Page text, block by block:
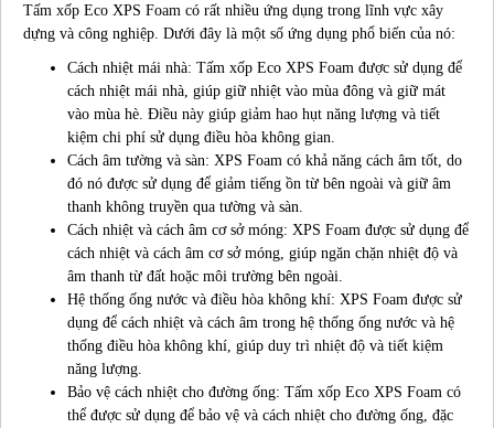
Tấm xốp Eco XPS Foam có rất nhiều ứng dụng trong lĩnh vực xây
dựng và công nghiệp. Dưới đây là một số ứng dụng phổ biến của nó:
Cách nhiệt mái nhà: Tấm xốp Eco XPS Foam được sử dụng để
cách nhiệt mái nhà, giúp giữ nhiệt vào mùa đông và giữ mát
vào mùa hè. Điều này giúp giảm hao hụt năng lượng và tiết
kiệm chi phí sử dụng điều hòa không gian.
Cách âm tường và sàn: XPS Foam có khả năng cách âm tốt, do
đó nó được sử dụng để giảm tiếng ồn từ bên ngoài và giữ âm
thanh không truyền qua tường và sàn.
Cách nhiệt và cách âm cơ sở móng: XPS Foam được sử dụng để
cách nhiệt và cách âm cơ sở móng, giúp ngăn chặn nhiệt độ và
âm thanh từ đất hoặc môi trường bên ngoài.
Hệ thống ống nước và điều hòa không khí: XPS Foam được sử
dụng để cách nhiệt và cách âm trong hệ thống ống nước và hệ
thống điều hòa không khí, giúp duy trì nhiệt độ và tiết kiệm
năng lượng.
Bảo vệ cách nhiệt cho đường ống: Tấm xốp Eco XPS Foam có
thể được sử dụng để bảo vệ và cách nhiệt cho đường ống, đặc